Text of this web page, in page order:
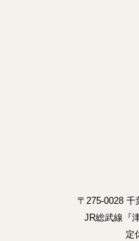
〒275-0028 千
JR総武線『
定